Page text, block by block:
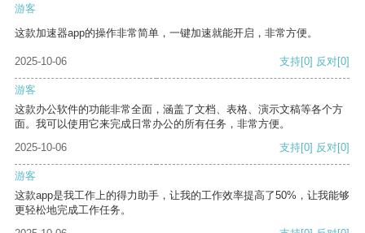
游客
这款加速器app的操作非常简单，一键加速就能开启，非常方便。
2025-10-06 支持[0] 反对[0]
游客
这款办公软件的功能非常全面，涵盖了文档、表格、演示文稿等各个方
面。我可以使用它来完成日常办公的所有任务，非常方便。
2025-10-06
支持[0] 反对[0]
游客
这款app是我工作上的得力助手，让我的工作效率提高了50%，让我能够
更轻松地完成工作任务。